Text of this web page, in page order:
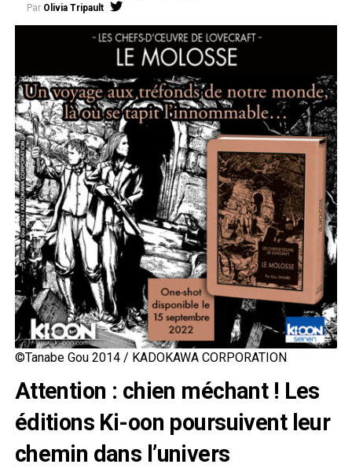
Par Olivia Tripault
©Tanabe Gou 2014 / KADOKAWA CORPORATION
Attention : chien méchant ! Les
éditions Ki-oon poursuivent leur
chemin dans l’univers